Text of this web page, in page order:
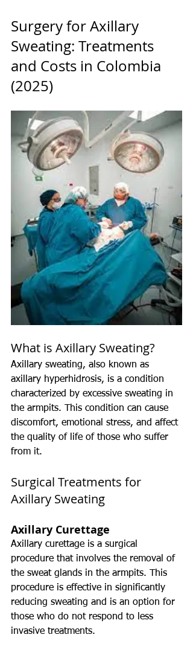
Surgery for Axillary
Sweating: Treatments
and Costs in Colombia
(2025)
What is Axillary Sweating?
Axillary sweating, also known as
axillary hyperhidrosis, is a condition
characterized by excessive sweating in
the armpits. This condition can cause
discomfort, emotional stress, and affect
the quality of life of those who suffer
from it.
Surgical Treatments for
Axillary Sweating
Axillary Curettage
Axillary curettage is a surgical
procedure that involves the removal of
the sweat glands in the armpits. This
procedure is effective in significantly
reducing sweating and is an option for
those who do not respond to less
invasive treatments.